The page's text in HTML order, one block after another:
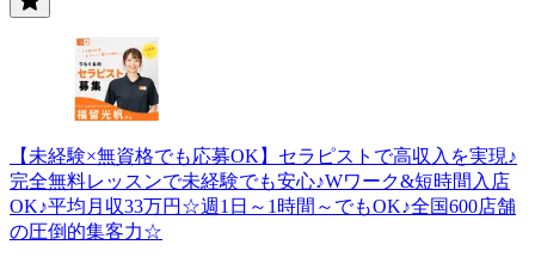
【未経験×無資格でも応募OK】セラピストで高収入を実現♪
完全無料レッスンで未経験でも安心♪Wワーク&短時間入店
OK♪平均月収33万円☆週1日～1時間～でもOK♪全国600店舗
の圧倒的集客力☆